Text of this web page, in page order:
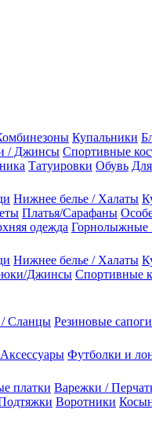
Купальники
/ Джинсы Спортивные
Татуировки Обувь
Нижнее белье / Халаты
Платья/Сарафаны
одежда Горнолыжные
Нижнее белье / Халаты
Джинсы Спортивные
/ Сланцы Резиновые сапоги
Аксессуары Футболки и
платки Варежки /
Воротники